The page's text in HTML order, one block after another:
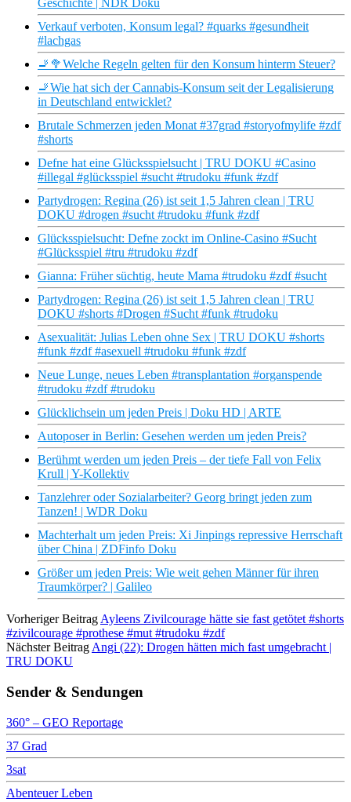
Geschichte | NDR Doku
Verkauf verboten, Konsum legal? #quarks #gesundheit
#lachgas
🚬🥦Welche Regeln gelten für den Konsum hinterm Steuer?
🚬Wie hat sich der Cannabis-Konsum seit der Legalisierung
in Deutschland entwicklet?
Brutale Schmerzen jeden Monat #37grad #storyofmylife #zdf
#shorts
Defne hat eine Glücksspielsucht | TRU DOKU #Casino
#illegal #glücksspiel #sucht #trudoku #funk #zdf
Partydrogen: Regina (26) ist seit 1,5 Jahren clean | TRU
DOKU #drogen #sucht #trudoku #funk #zdf
Glücksspielsucht: Defne zockt im Online-Casino #Sucht
#Glücksspiel #tru #trudoku #zdf
Gianna: Früher süchtig, heute Mama #trudoku #zdf #sucht
Partydrogen: Regina (26) ist seit 1,5 Jahren clean | TRU
DOKU #shorts #Drogen #Sucht #funk #trudoku
Asexualität: Julias Leben ohne Sex | TRU DOKU #shorts
#funk #zdf #asexuell #trudoku #funk #zdf
Neue Lunge, neues Leben #transplantation #organspende
#trudoku #zdf #trudoku
Glücklichsein um jeden Preis | Doku HD | ARTE
Autoposer in Berlin: Gesehen werden um jeden Preis?
Berühmt werden um jeden Preis – der tiefe Fall von Felix
Krull | Y-Kollektiv
Tanzlehrer oder Sozialarbeiter? Georg bringt jeden zum
Tanzen! | WDR Doku
Machterhalt um jeden Preis: Xi Jinpings repressive Herrschaft
über China | ZDFinfo Doku
Größer um jeden Preis: Wie weit gehen Männer für ihren
Traumkörper? | Galileo
Vorheriger Beitrag Ayleens Zivilcourage hätte sie fast getötet #shorts
#zivilcourage #prothese #mut #trudoku #zdf
Nächster Beitrag Angi (22): Drogen hätten mich fast umgebracht |
TRU DOKU
Sender & Sendungen
360° – GEO Reportage
37 Grad
3sat
Abenteuer Leben